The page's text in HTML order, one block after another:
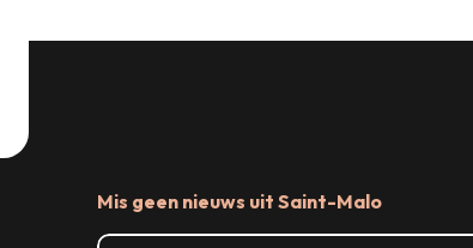
Mis geen nieuws uit Saint-Malo